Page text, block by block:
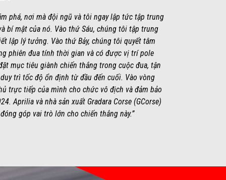
phá, nơi mà đội ngũ và tôi ngay lập tức tập trung
bí mật của nó. Vào thứ Sáu, chúng tôi tập trung
lập lý tưởng. Vào thứ Bảy, chúng tôi quyết tâm
phiên đua tính thời gian và có được vị trí pole
mục tiêu giành chiến thắng trong cuộc đua, tận
trì tốc độ ổn định từ đầu đến cuối. Vào vòng
trực tiếp của mình cho chức vô địch và đảm bảo
Aprilia và nhà sản xuất Gradara Corse (GCorse)
góp vai trò lớn cho chiến thắng này.”